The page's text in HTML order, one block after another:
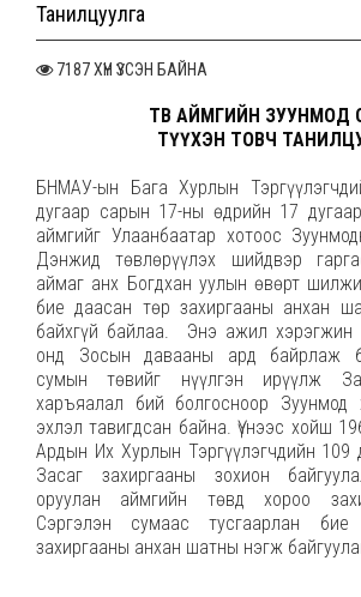
Танилцуулга
7187 ХҮН ҮЗСЭН БАЙНА
ТӨВ АЙМГИЙН ЗУУНМОД
ТҮҮХЭН ТОВЧ
БНМАУ-ын Бага Хурлын
дугаар сарын 17-ны өдрийн 17
аймгийг Улаанбаатар хотоос
Дэнжид төвлөрүүлэх шийдвэр
аймаг анх Богдхан уулын өвөрт
бие даасан төр захиргааны анхан
байхгүй байлаа. Энэ ажил хэрэгжин
онд Зосын давааны ард байрлаж
сумын төвийг нүүлгэн ирүүлж
харъяалал бий болгосноор Зуунмод
эхлэл тавигдсан байна. Үүнээс хойш
Ардын Их Хурлын Тэргүүлэгчдийн 109
Засаг захиргааны зохион
оруулан аймгийн төвд хороо
Сэргэлэн сумаас тусгаарлан
захиргааны анхан шатны нэгж